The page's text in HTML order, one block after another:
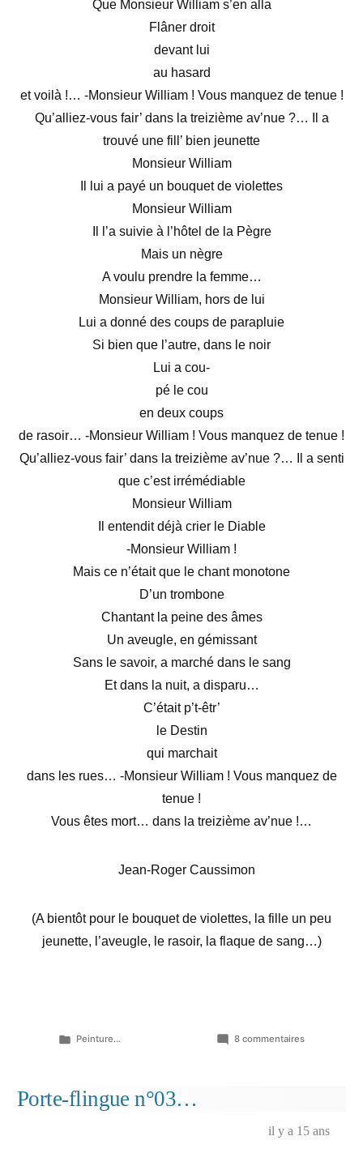
Que Monsieur William s’en alla
Flâner droit
devant lui
au hasard
et voilà !… -Monsieur William ! Vous manquez de tenue !
Qu’alliez-vous fair’ dans la treizième av’nue ?…
Il a
trouvé une fill’ bien jeunette
Monsieur William
Il lui a payé un bouquet de violettes
Monsieur William
Il l’a suivie à l’hôtel de la Pègre
Mais un nègre
A voulu prendre la femme…
Monsieur William, hors de lui
Lui a donné des coups de parapluie
Si bien que l’autre, dans le noir
Lui a cou-
pé le cou
en deux coups
de rasoir… -Monsieur William ! Vous manquez de tenue !
Qu’alliez-vous fair’ dans la treizième av’nue ?…
Il a senti
que c’est irrémédiable
Monsieur William
Il entendit déjà crier le Diable
-Monsieur William !
Mais ce n’était que le chant monotone
D’un trombone
Chantant la peine des âmes
Un aveugle, en gémissant
Sans le savoir, a marché dans le sang
Et dans la nuit, a disparu…
C’était p’t-êtr’
le Destin
qui marchait
dans les rues… -Monsieur William ! Vous manquez de
tenue !
Vous êtes mort… dans la treizième av’nue !…
Jean-Roger Caussimon
(A bientôt pour le bouquet de violettes, la fille un peu
jeunette, l’aveugle, le rasoir, la flaque de sang…)
Publié
Peinture... 8 commentairessur
Porte-flingue n°03…
il y a 15 ans